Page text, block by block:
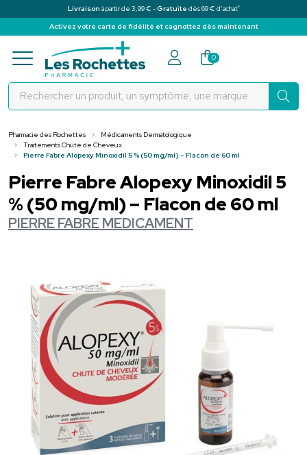
Livraison à partir de 3,99 € -Gratuite dès 69 € d’achat*
Activez votre carte de fidélité et cagnottez dès maintenant
Pharmacie des Rochettes Votre
0
Pharmacie des Rochettes
Médicaments Dermatologique
Traitements Chute de Cheveux
Pierre Fabre Alopexy Minoxidil 5 % (50 mg/ml) – Flacon de 60 ml
Pierre Fabre Alopexy Minoxidil 5
% (50 mg/ml) – Flacon de 60 ml
PIERRE FABRE MEDICAMENT